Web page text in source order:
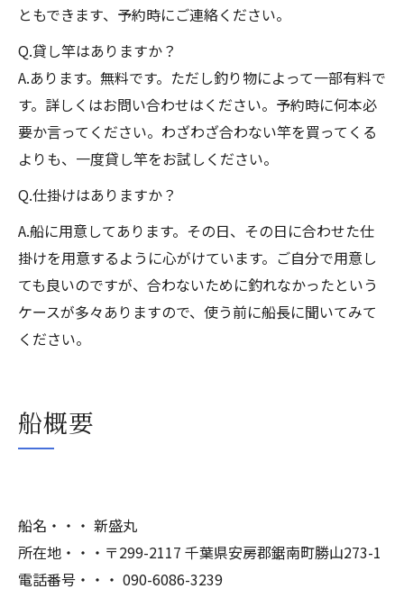
ともできます、予約時にご連絡ください。
Q.貸し竿はありますか？
A.あります。無料です。ただし釣り物によって一部有料で
す。詳しくはお問い合わせはください。予約時に何本必
要か言ってください。わざわざ合わない竿を買ってくる
よりも、一度貸し竿をお試しください。
Q.仕掛けはありますか？
A.船に用意してあります。その日、その日に合わせた仕
掛けを用意するように心がけています。ご自分で用意し
ても良いのですが、合わないために釣れなかったという
ケースが多々ありますので、使う前に船長に聞いてみて
ください。
船概要
船名・・・ 新盛丸
所在地・・・〒299-2117 千葉県安房郡鋸南町勝山273-1
電話番号・・・ 090-6086-3239